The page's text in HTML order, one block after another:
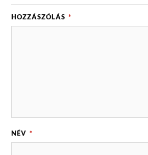
HOZZÁSZÓLÁS *
NÉV *